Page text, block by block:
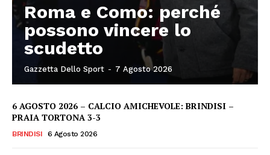
Roma e Como: perché
possono vincere lo
scudetto
Gazzetta Dello Sport - 7 Agosto 2026
6 AGOSTO 2026 – CALCIO AMICHEVOLE: BRINDISI –
PRAIA TORTONA 3-3
BRINDISI 6 Agosto 2026